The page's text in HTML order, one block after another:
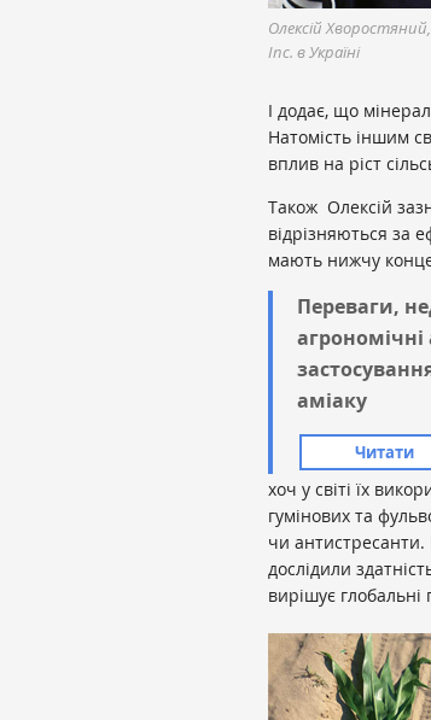
Олексій
Inc. в Україні
І додає, що
Натомість іншим
вплив на ріст
Також Олексій
відрізняються за
мають нижчу
Переваги,
агрономічні
аміаку
Читати
хоч у світі їх
гумінових та
чи антистресанти.
дослідили
вирішує